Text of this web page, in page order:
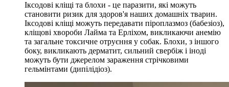
Іксодові кліщі та блохи - це паразити, які можуть
становити ризик для здоров'я наших домашніх тварин.
Іксодові кліщі можуть передавати піроплазмоз (бабезіоз),
кліщові хвороби Лайма та Ерліхом, викликаючи анемію
та загальне токсичне отруєння у собак. Блохи, з іншого
боку, викликають дерматит, сильний свербіж і іноді
можуть бути джерелом зараження стрічковими
гельмінтами (дипілідіоз).